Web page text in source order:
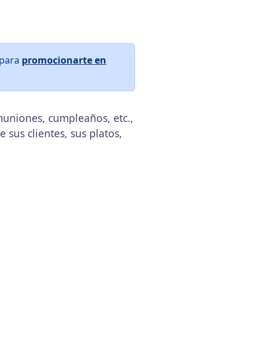
promocionarte en
cumpleaños, etc.,
sus clientes, sus platos,